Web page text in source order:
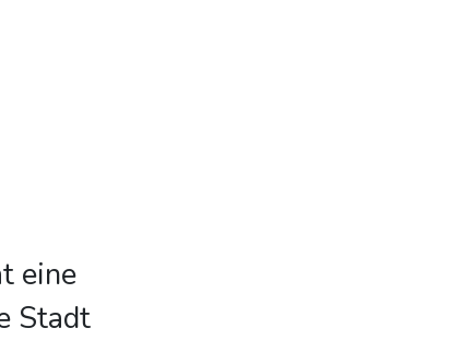
eine
Stadt